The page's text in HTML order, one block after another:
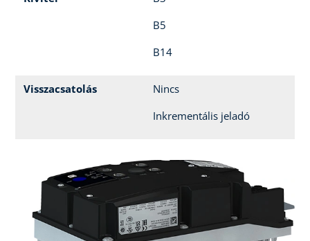
B5
B14
Visszacsatolás
Nincs
Inkrementális jeladó